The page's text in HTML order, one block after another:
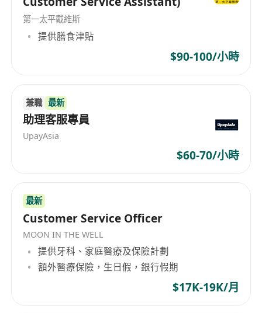
第一太平戴維斯
提供膳食津貼
$90-100/小時
兼職 最新
助理客服專員
UpayAsia
$60-70/小時
最新
Customer Service Officer
MOON IN THE WELL
提供牙科、家庭醫療及保險計劃
額外醫療保險，生日假，銀行假期
$17K-19K/月